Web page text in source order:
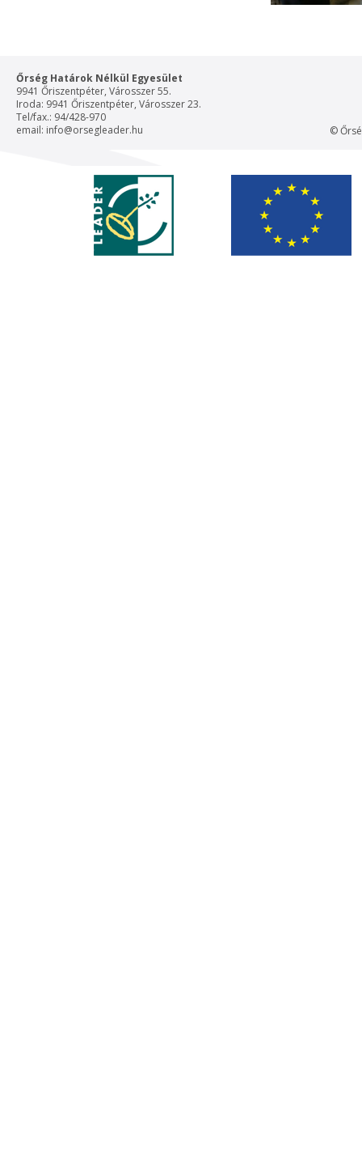
Őrség Határok Nélkül Egyesület
9941 Őriszentpéter, Városszer 55.
Iroda: 9941 Őriszentpéter, Városszer 23.
Tel/fax.: 94/428-970
email: info@orsegleader.hu ©